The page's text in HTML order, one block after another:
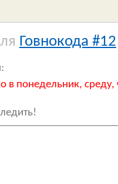
Говнокода #12
в понедельник,